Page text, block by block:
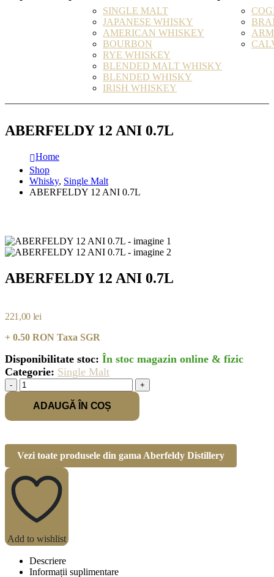
SINGLE MALT
JAPANESE WHISKY
AMERICAN WHISKEY
BOURBON
RYE WHISKEY
BLENDED MALT WHISKY
BLENDED WHISKY
IRISH WHISKEY
ABERFELDY 12 ANI 0.7L
Home
Shop
Whisky, Single Malt
ABERFELDY 12 ANI 0.7L
ABERFELDY 12 ANI 0.7L
221,00 lei
+ 0.50 RON Taxa SGR
Disponibilitate stoc: În stoc magazin online & fizic
Categorie: Single Malt
- +
ADAUGĂ ÎN COȘ
Vezi toate produsele din gama Aberfeldy Distillery
Add to wishlist
Descriere
Informații suplimentare